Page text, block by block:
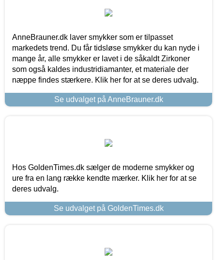
AnneBrauner.dk laver smykker som er tilpasset
markedets trend. Du får tidsløse smykker du kan nyde i
mange år, alle smykker er lavet i de såkaldt Zirkoner
som også kaldes industridiamanter, et materiale der
næppe findes stærkere. Klik her for at se deres udvalg.
Se udvalget på AnneBrauner.dk
Hos GoldenTimes.dk sælger de moderne smykker og
ure fra en lang række kendte mærker. Klik her for at se
deres udvalg.
Se udvalget på GoldenTimes.dk